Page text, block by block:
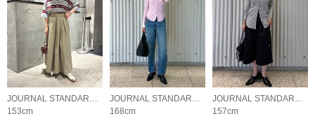
JOURNAL STANDARD LADYS
153cm
JOURNAL STANDARD LADYS
168cm
JOURNAL STANDARD LADYS
157cm